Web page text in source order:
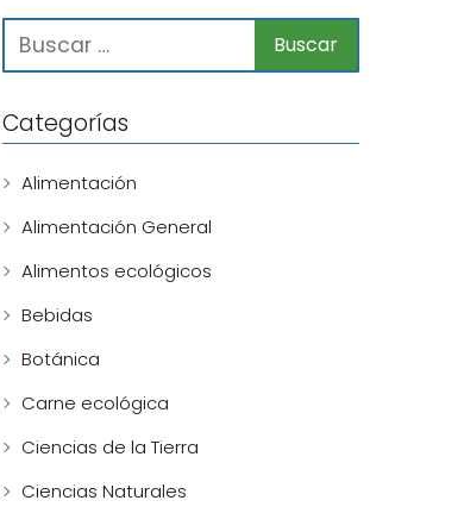
Categorías
Alimentación
Alimentación General
Alimentos ecológicos
Bebidas
Botánica
Carne ecológica
Ciencias de la Tierra
Ciencias Naturales